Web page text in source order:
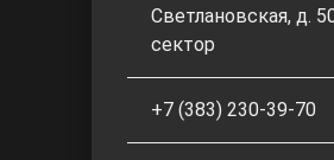
Светлановская, д.
сектор
+7 (383) 230-39-70